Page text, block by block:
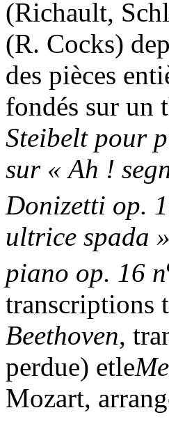
(Richault,
(R. Cocks)
des pièces
fondés sur un
Steibelt pour
sur « Ah !
Donizetti op.
ultrice spada
piano op. 16 n
transcriptions
Beethoven,
perdue) etle
Mozart,